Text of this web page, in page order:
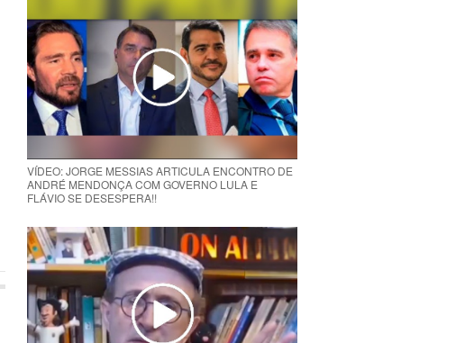
VÍDEO: JORGE MESSIAS ARTICULA ENCONTRO DE
ANDRÉ MENDONÇA COM GOVERNO LULA E
FLÁVIO SE DESESPERA!!